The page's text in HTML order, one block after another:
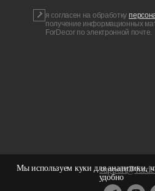
Мы используем куки для аналитики,
удобноНАШ
я согласен на обработку
получение информационных
ForDecor по электронной почте.